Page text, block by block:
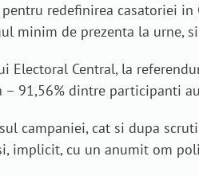
redefinirea casatoriei
minim de prezenta la urne,
Electoral Central, la
– 91,56% dintre participanti
campaniei, cat si dupa
implicit, cu un anumit om